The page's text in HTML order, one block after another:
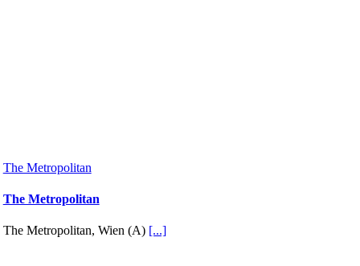
The Metropolitan
The Metropolitan
The Metropolitan, Wien (A) [...]